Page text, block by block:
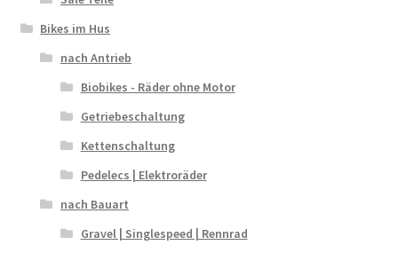
Bikes im Hus
nach Antrieb
Biobikes - Räder ohne Motor
Getriebeschaltung
Kettenschaltung
Pedelecs | Elektroräder
nach Bauart
Gravel | Singlespeed | Rennrad